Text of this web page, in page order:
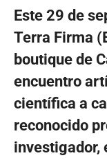
Este 29 de
Terra Firma
boutique de
encuentro
científica a
reconocido
investigador,